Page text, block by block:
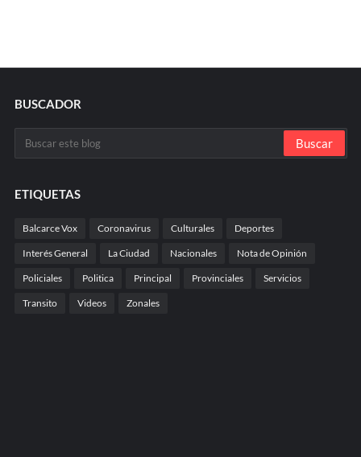
BUSCADOR
ETIQUETAS
Balcarce Vox Coronavirus Culturales Deportes
Interés General La Ciudad Nacionales Nota de Opinión
Policiales Politica Principal Provinciales Servicios
Transito Videos Zonales